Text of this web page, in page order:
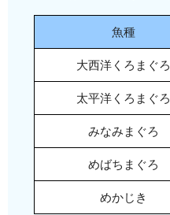
魚種
大西洋くろまぐろ
太平洋くろまぐろ
みなみまぐろ
めばちまぐろ
めかじき